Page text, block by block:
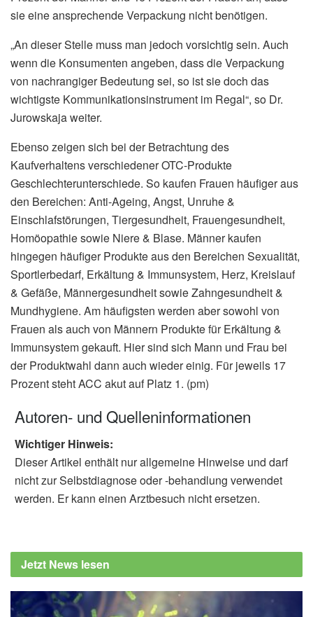
sie eine ansprechende Verpackung nicht benötigen.
„An dieser Stelle muss man jedoch vorsichtig sein. Auch
wenn die Konsumenten angeben, dass die Verpackung
von nachrangiger Bedeutung sei, so ist sie doch das
wichtigste Kommunikationsinstrument im Regal“, so Dr.
Jurowskaja weiter.
Ebenso zeigen sich bei der Betrachtung des
Kaufverhaltens verschiedener OTC-Produkte
Geschlechterunterschiede. So kaufen Frauen häufiger aus
den Bereichen: Anti-Ageing, Angst, Unruhe &
Einschlafstörungen, Tiergesundheit, Frauengesundheit,
Homöopathie sowie Niere & Blase. Männer kaufen
hingegen häufiger Produkte aus den Bereichen Sexualität,
Sportlerbedarf, Erkältung & Immunsystem, Herz, Kreislauf
& Gefäße, Männergesundheit sowie Zahngesundheit &
Mundhygiene. Am häufigsten werden aber sowohl von
Frauen als auch von Männern Produkte für Erkältung &
Immunsystem gekauft. Hier sind sich Mann und Frau bei
der Produktwahl dann auch wieder einig. Für jeweils 17
Prozent steht ACC akut auf Platz 1. (pm)
Autoren- und Quelleninformationen
Wichtiger Hinweis:
Dieser Artikel enthält nur allgemeine Hinweise und darf
nicht zur Selbstdiagnose oder -behandlung verwendet
werden. Er kann einen Arztbesuch nicht ersetzen.
Jetzt News lesen